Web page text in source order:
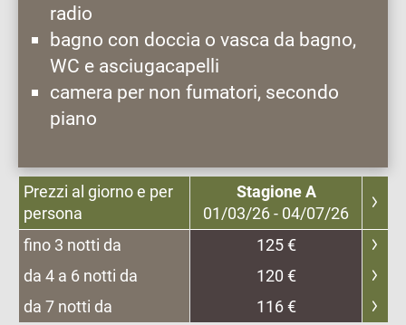
radio
bagno con doccia o vasca da bagno,
WC e asciugacapelli
camera per non fumatori, secondo
piano
Prezzi al giorno e per
persona
Stagione A
01/03/26 - 04/07/26
fino 3 notti da
125 €
da 4 a 6 notti da
120 €
da 7 notti da
116 €